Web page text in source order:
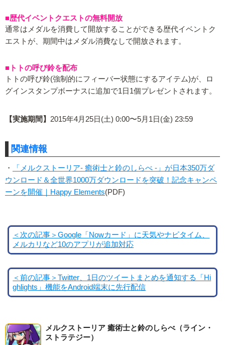
■歴代イベントクエストの無料開放
通常はメダルを消費して開放することができる歴代イベントク
エストが、期間中はメダル消費なしで開放されます。
■トトの呼び鈴を配布
トトの呼び鈴(強制的にフィーバー状態にするアイテム)が、ロ
グインスタンプボーナスに追加で1日1個プレゼントされます。
【実施期間】 2015年4月25日(土) 0:00〜5月1日(金) 23:59
関連情報
・
「メルクストーリア- 癒術士と鈴のしらべ -」が日本350万ダ
ウンロード＆全世界1000万ダウンロードを突破！記念キャンペ
ーンを開催｜Happy Elements(PDF)
＜次の記事＞Google「Nowカード」に天気やナビタイム、
メルカリなど10のアプリが追加対応
＜前の記事＞Twitter、1日のツイートまとめを通知する「Hi
ghlights」機能をAndroid端末に先行配信
メルクストーリア 癒術士と鈴のしらべ（ライン・
ストラテジー）